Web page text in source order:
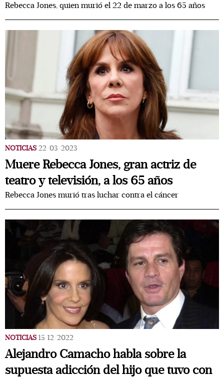
Rebecca Jones, quien murió el 22 de marzo a los 65 años
NOTICIAS 22/03/2023
Muere Rebecca Jones, gran actriz de
teatro y televisión, a los 65 años
Rebecca Jones murió tras luchar contra el cáncer
NOTICIAS 15/12/2022
Alejandro Camacho habla sobre la
supuesta adicción del hijo que tuvo con